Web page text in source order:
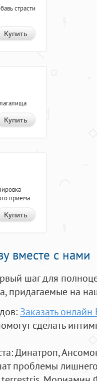
страсти
Купить
Купить
приема
Купить
вместе с нами
шаг для
придагаемые на
Заказать
сделать
: Динатроп,
проблемы